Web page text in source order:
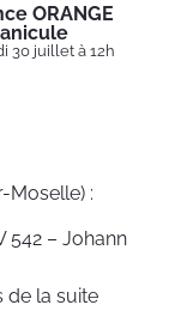
ORANGE
30 juillet à 12h
Moselle) :
542 – Johann
de la suite